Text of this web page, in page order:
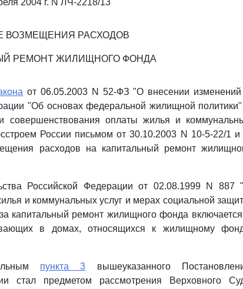
2004 г. N ЛЧ-2218/13
ВОЗМЕЩЕНИЯ РАСХОДОВ
РЕМОНТ ЖИЛИЩНОГО ФОНДА
от 06.05.2003 N 52-ФЗ "О внесении
"Об основах федеральной жилищной
совершенствования оплаты жилья и
России письмом от 30.10.2003 N 10-5-22/1 и
расходов на капитальный ремонт
Российской Федерации от 02.08.1999 N 887
и коммунальных услуг и мерах социальной
капитальный ремонт жилищного фонда
в домах, относящихся к жилищному
пункта 3 вышеуказанного
стал предметом рассмотрения Верховного